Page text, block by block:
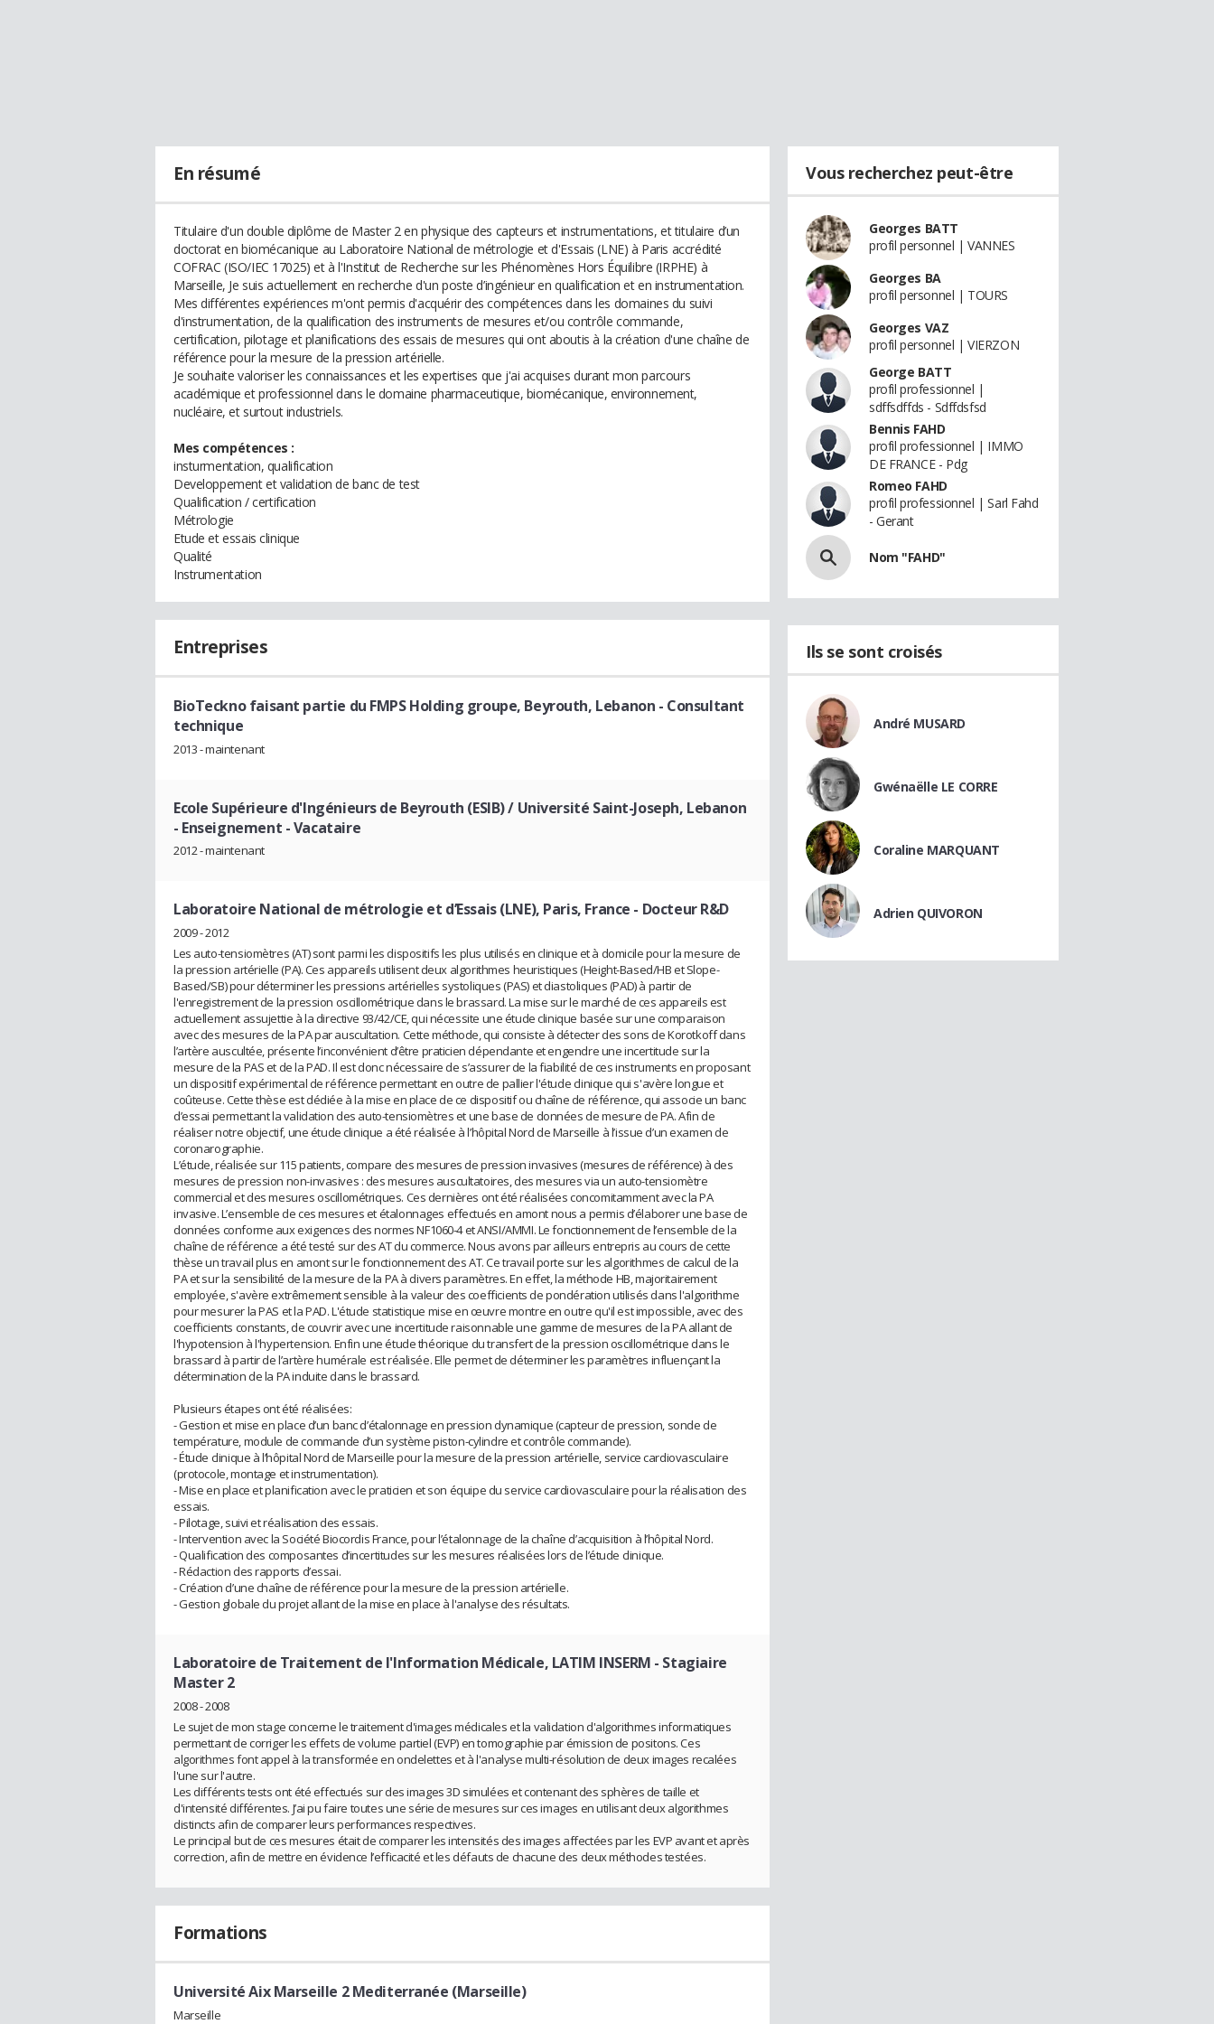
En résumé
Titulaire d'un double diplôme de Master 2 en physique des capteurs et instrumentations, et titulaire d’un
doctorat en biomécanique au Laboratoire National de métrologie et d'Essais (LNE) à Paris accrédité
COFRAC (ISO/IEC 17025) et à l'Institut de Recherche sur les Phénomènes Hors Équilibre (IRPHE) à
Marseille, Je suis actuellement en recherche d'un poste d’ingénieur en qualification et en instrumentation.
Mes différentes expériences m'ont permis d'acquérir des compétences dans les domaines du suivi
d'instrumentation, de la qualification des instruments de mesures et/ou contrôle commande,
certification, pilotage et planifications des essais de mesures qui ont aboutis à la création d'une chaîne de
référence pour la mesure de la pression artérielle.
Je souhaite valoriser les connaissances et les expertises que j'ai acquises durant mon parcours
académique et professionnel dans le domaine pharmaceutique, biomécanique, environnement,
nucléaire, et surtout industriels.
Mes compétences :
insturmentation, qualification
Developpement et validation de banc de test
Qualification / certification
Métrologie
Etude et essais clinique
Qualité
Instrumentation
Entreprises
BioTeckno faisant partie du FMPS Holding groupe, Beyrouth, Lebanon - Consultant
technique
2013 - maintenant
Ecole Supérieure d'Ingénieurs de Beyrouth (ESIB) / Université Saint-Joseph, Lebanon
- Enseignement - Vacataire
2012 - maintenant
Laboratoire National de métrologie et d’Essais (LNE), Paris, France - Docteur R&D
2009 - 2012
Les auto-tensiomètres (AT) sont parmi les dispositifs les plus utilisés en clinique et à domicile pour la mesure de
la pression artérielle (PA). Ces appareils utilisent deux algorithmes heuristiques (Height-Based/HB et Slope-
Based/SB) pour déterminer les pressions artérielles systoliques (PAS) et diastoliques (PAD) à partir de
l'enregistrement de la pression oscillométrique dans le brassard. La mise sur le marché de ces appareils est
actuellement assujettie à la directive 93/42/CE, qui nécessite une étude clinique basée sur une comparaison
avec des mesures de la PA par auscultation. Cette méthode, qui consiste à détecter des sons de Korotkoff dans
l’artère auscultée, présente l’inconvénient d’être praticien dépendante et engendre une incertitude sur la
mesure de la PAS et de la PAD. Il est donc nécessaire de s’assurer de la fiabilité de ces instruments en proposant
un dispositif expérimental de référence permettant en outre de pallier l'étude clinique qui s'avère longue et
coûteuse. Cette thèse est dédiée à la mise en place de ce dispositif ou chaîne de référence, qui associe un banc
d’essai permettant la validation des auto-tensiomètres et une base de données de mesure de PA. Afin de
réaliser notre objectif, une étude clinique a été réalisée à l’hôpital Nord de Marseille à l’issue d’un examen de
coronarographie.
L’étude, réalisée sur 115 patients, compare des mesures de pression invasives (mesures de référence) à des
mesures de pression non-invasives : des mesures auscultatoires, des mesures via un auto-tensiomètre
commercial et des mesures oscillométriques. Ces dernières ont été réalisées concomitamment avec la PA
invasive. L’ensemble de ces mesures et étalonnages effectués en amont nous a permis d’élaborer une base de
données conforme aux exigences des normes NF1060-4 et ANSI/AMMI. Le fonctionnement de l’ensemble de la
chaîne de référence a été testé sur des AT du commerce. Nous avons par ailleurs entrepris au cours de cette
thèse un travail plus en amont sur le fonctionnement des AT. Ce travail porte sur les algorithmes de calcul de la
PA et sur la sensibilité de la mesure de la PA à divers paramètres. En effet, la méthode HB, majoritairement
employée, s'avère extrêmement sensible à la valeur des coefficients de pondération utilisés dans l'algorithme
pour mesurer la PAS et la PAD. L'étude statistique mise en œuvre montre en outre qu'il est impossible, avec des
coefficients constants, de couvrir avec une incertitude raisonnable une gamme de mesures de la PA allant de
l'hypotension à l'hypertension. Enfin une étude théorique du transfert de la pression oscillométrique dans le
brassard à partir de l’artère humérale est réalisée. Elle permet de déterminer les paramètres influençant la
détermination de la PA induite dans le brassard.
Plusieurs étapes ont été réalisées:
- Gestion et mise en place d’un banc d’étalonnage en pression dynamique (capteur de pression, sonde de
température, module de commande d’un système piston-cylindre et contrôle commande).
- Étude clinique à l’hôpital Nord de Marseille pour la mesure de la pression artérielle, service cardiovasculaire
(protocole, montage et instrumentation).
- Mise en place et planification avec le praticien et son équipe du service cardiovasculaire pour la réalisation des
essais.
- Pilotage, suivi et réalisation des essais.
- Intervention avec la Société Biocordis France, pour l’étalonnage de la chaîne d’acquisition à l’hôpital Nord.
- Qualification des composantes d’incertitudes sur les mesures réalisées lors de l’étude clinique.
- Rédaction des rapports d’essai.
- Création d’une chaîne de référence pour la mesure de la pression artérielle.
- Gestion globale du projet allant de la mise en place à l'analyse des résultats.
Laboratoire de Traitement de l'Information Médicale, LATIM INSERM - Stagiaire
Master 2
2008 - 2008
Le sujet de mon stage concerne le traitement d'images médicales et la validation d'algorithmes informatiques
permettant de corriger les effets de volume partiel (EVP) en tomographie par émission de positons. Ces
algorithmes font appel à la transformée en ondelettes et à l'analyse multi-résolution de deux images recalées
l'une sur l'autre.
Les différents tests ont été effectués sur des images 3D simulées et contenant des sphères de taille et
d'intensité différentes. J’ai pu faire toutes une série de mesures sur ces images en utilisant deux algorithmes
distincts afin de comparer leurs performances respectives.
Le principal but de ces mesures était de comparer les intensités des images affectées par les EVP avant et après
correction, afin de mettre en évidence l’efficacité et les défauts de chacune des deux méthodes testées.
Formations
Université Aix Marseille 2 Mediterranée (Marseille)
Marseille
Vous recherchez peut-être
Georges BATT
profil personnel | VANNES
Georges BA
profil personnel | TOURS
Georges VAZ
profil personnel | VIERZON
George BATT
profil professionnel |
sdffsdffds - Sdffdsfsd
Bennis FAHD
profil professionnel | IMMO
DE FRANCE - Pdg
Romeo FAHD
profil professionnel | Sarl Fahd
- Gerant
Nom "FAHD"
Ils se sont croisés
André MUSARD
Gwénaëlle LE CORRE
Coraline MARQUANT
Adrien QUIVORON